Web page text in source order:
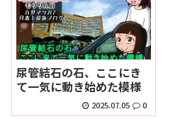
尿管結石の石、ここにき
て一気に動き始めた模様
2025.07.05 0